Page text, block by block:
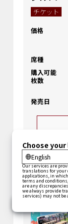
チケット
価格
席種
購入可能
枚数
発売日